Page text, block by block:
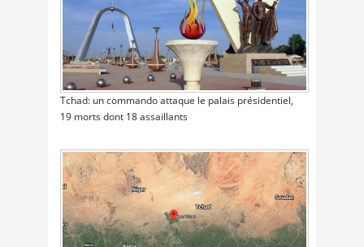
Tchad: un commando attaque le palais présidentiel,
19 morts dont 18 assaillants